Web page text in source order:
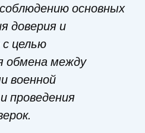
основных
доверия и
целью
обмена между
военной
проведения